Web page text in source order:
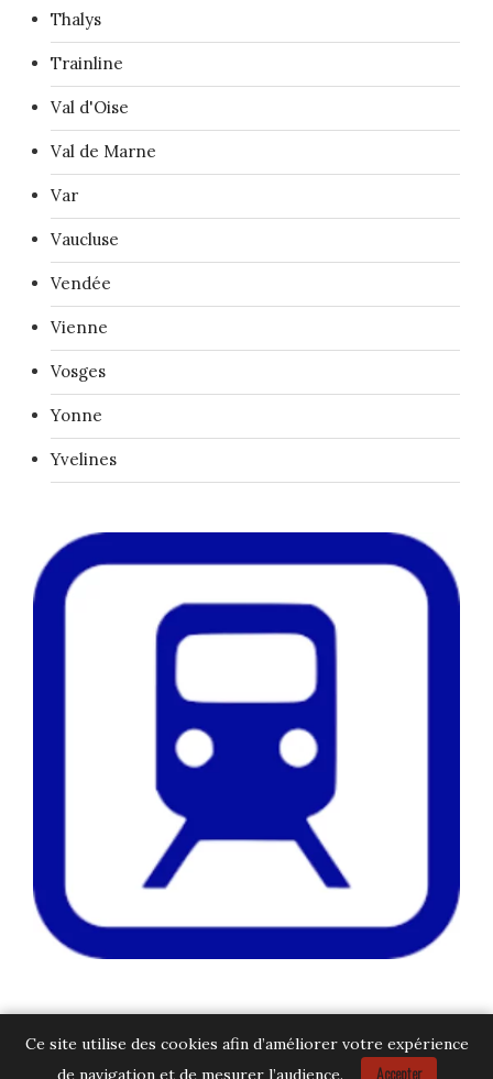
Thalys
Trainline
Val d'Oise
Val de Marne
Var
Vaucluse
Vendée
Vienne
Vosges
Yonne
Yvelines
Ce site utilise des cookies afin d’améliorer votre expérience
de navigation et de mesurer l’audience.
Accepter